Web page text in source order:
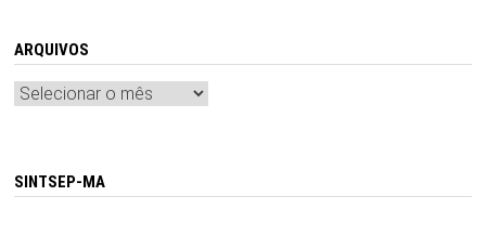
ARQUIVOS
Arquivos
SINTSEP-MA